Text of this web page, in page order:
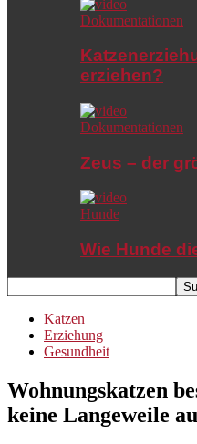
Dokumentationen
erziehen?
Dokumentationen
Zeus – der
Hunde
Wie Hunde
Katzen
Erziehung
Gesundheit
Wohnungskatzen
keine Langeweile